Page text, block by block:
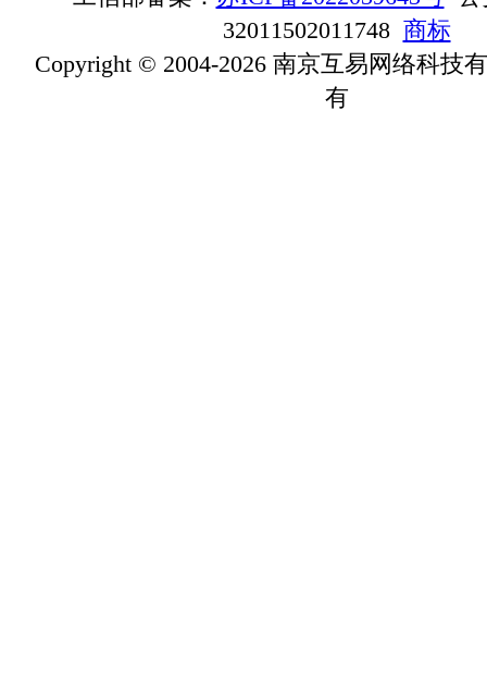
32011502011748 商标
Copyright © 2004-2026 南京互易网络科技
有